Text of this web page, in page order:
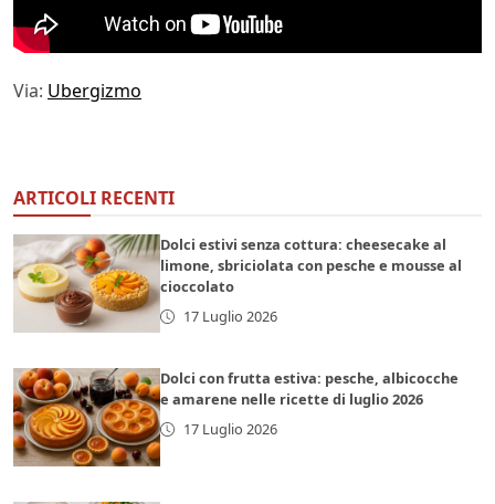
Via: Ubergizmo
ARTICOLI RECENTI
Dolci estivi senza cottura: cheesecake al
limone, sbriciolata con pesche e mousse al
cioccolato
17 Luglio 2026
Dolci con frutta estiva: pesche, albicocche
e amarene nelle ricette di luglio 2026
17 Luglio 2026